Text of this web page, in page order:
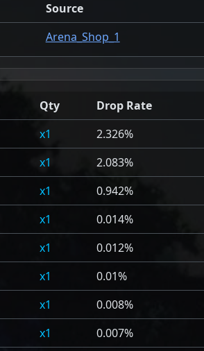
Source
Arena_Shop_1
Qty
Drop Rate
1
2.326%
1
2.083%
1
0.942%
1
0.014%
1
0.012%
1
0.01%
1
0.008%
1
0.007%